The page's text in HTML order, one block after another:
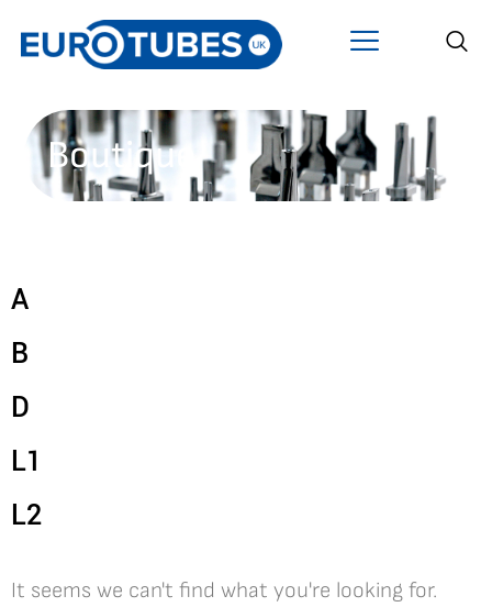
Boutique
A
B
D
L1
L2
It seems we can't find what you're looking for.